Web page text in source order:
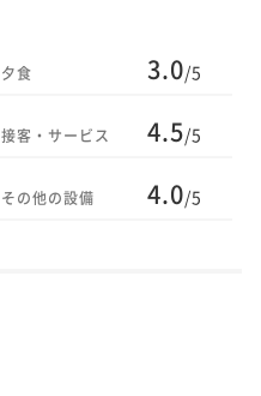
夕食 3.0/5
接客・サービス 4.5/5
その他の設備 4.0/5